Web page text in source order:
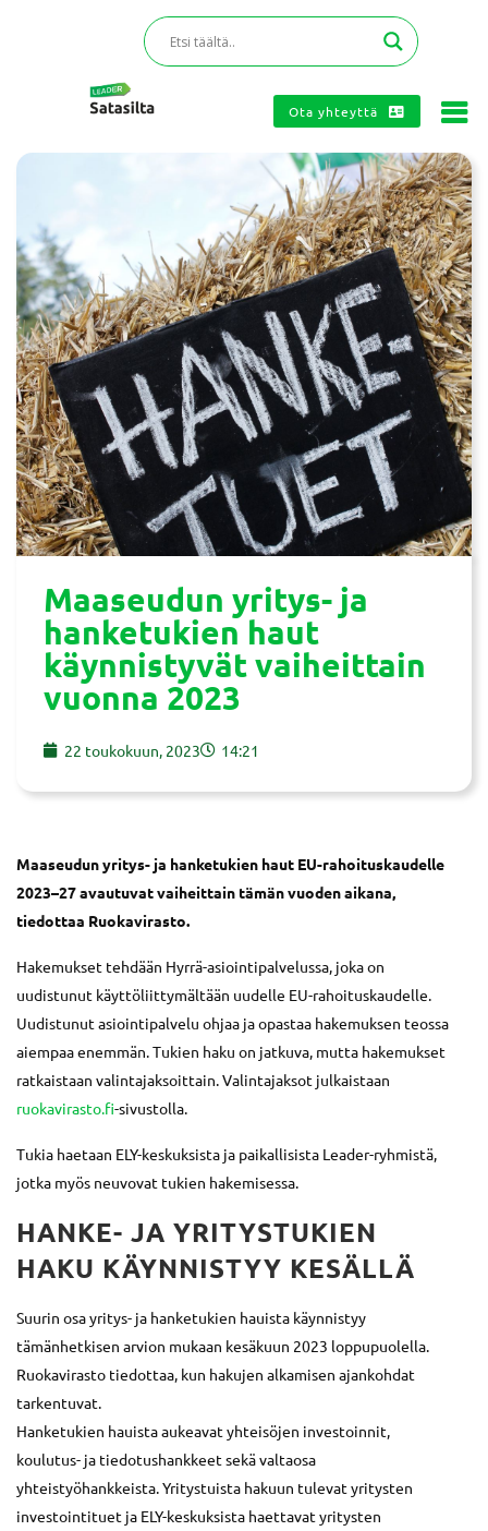
Ota yhteyttä
Maaseudun yritys- ja
hanketukien haut
käynnistyvät vaiheittain
vuonna 2023
22 toukokuun, 2023 14:21
Maaseudun yritys- ja hanketukien haut EU-rahoituskaudelle
2023–27 avautuvat vaiheittain tämän vuoden aikana,
tiedottaa Ruokavirasto.
Hakemukset tehdään Hyrrä-asiointipalvelussa, joka on
uudistunut käyttöliittymältään uudelle EU-rahoituskaudelle.
Uudistunut asiointipalvelu ohjaa ja opastaa hakemuksen teossa
aiempaa enemmän. Tukien haku on jatkuva, mutta hakemukset
ratkaistaan valintajaksoittain. Valintajaksot julkaistaan
ruokavirasto.fi-sivustolla.
Tukia haetaan ELY-keskuksista ja paikallisista Leader-ryhmistä,
jotka myös neuvovat tukien hakemisessa.
HANKE- JA YRITYSTUKIEN
HAKU KÄYNNISTYY KESÄLLÄ
Suurin osa yritys- ja hanketukien hauista käynnistyy
tämänhetkisen arvion mukaan kesäkuun 2023 loppupuolella.
Ruokavirasto tiedottaa, kun hakujen alkamisen ajankohdat
tarkentuvat.
Hanketukien hauista aukeavat yhteisöjen investoinnit,
koulutus- ja tiedotushankkeet sekä valtaosa
yhteistyöhankkeista. Yritystuista hakuun tulevat yritysten
investointituet ja ELY-keskuksista haettavat yritysten